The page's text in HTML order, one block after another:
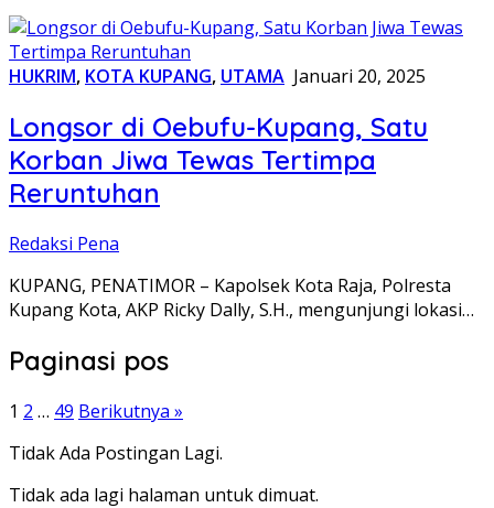
HUKRIM, KOTA KUPANG, UTAMA Januari 20, 2025
Longsor di Oebufu-Kupang, Satu
Korban Jiwa Tewas Tertimpa
Reruntuhan
Redaksi Pena
KUPANG, PENATIMOR – Kapolsek Kota Raja, Polresta
Kupang Kota, AKP Ricky Dally, S.H., mengunjungi lokasi…
Paginasi pos
1 2 … 49 Berikutnya »
Tidak Ada Postingan Lagi.
Tidak ada lagi halaman untuk dimuat.